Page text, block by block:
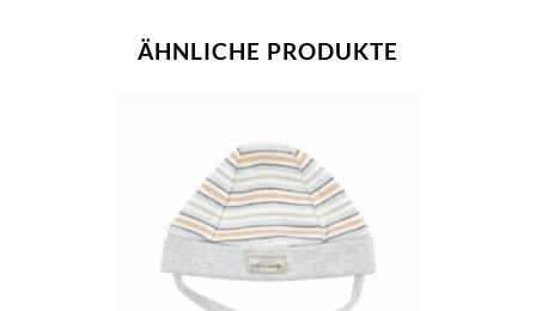
ÄHNLICHE PRODUKTE